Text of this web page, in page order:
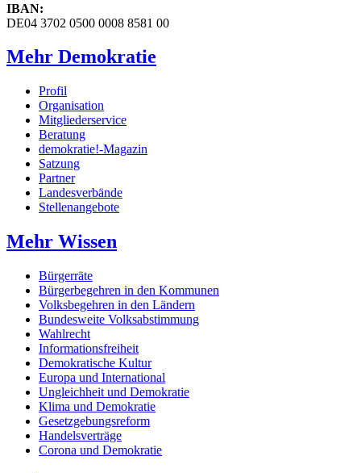
IBAN:
DE04 3702 0500 0008 8581 00
Mehr Demokratie
Profil
Organisation
Mitgliederservice
Beratung
demokratie!-Magazin
Satzung
Partner
Landesverbände
Stellenangebote
Mehr Wissen
Bürgerräte
Bürgerbegehren in den Kommunen
Volksbegehren in den Ländern
Bundesweite Volksabstimmung
Wahlrecht
Informationsfreiheit
Demokratische Kultur
Europa und International
Ungleichheit und Demokratie
Klima und Demokratie
Gesetzgebungsreform
Handelsverträge
Corona und Demokratie